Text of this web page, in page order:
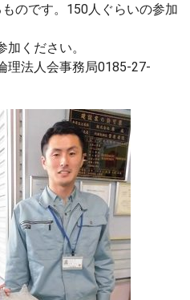
のです。150人ぐらいの参加
ください。
理法人会事務局0185-27-